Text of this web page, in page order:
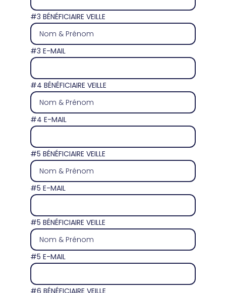
#3 BÉNÉFICIAIRE VEILLE
#3 E-MAIL
#4 BÉNÉFICIAIRE VEILLE
#4 E-MAIL
#5 BÉNÉFICIAIRE VEILLE
#5 E-MAIL
#5 BÉNÉFICIAIRE VEILLE
#5 E-MAIL
#6 BÉNÉFICIAIRE VEILLE